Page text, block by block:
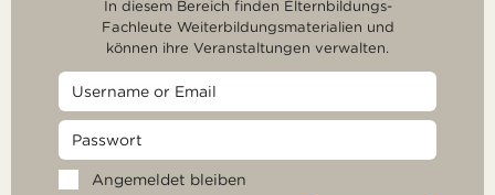
In diesem Bereich finden Elternbildungs-
Fachleute Weiterbildungsmaterialien und
können ihre Veranstaltungen verwalten.
Angemeldet bleiben